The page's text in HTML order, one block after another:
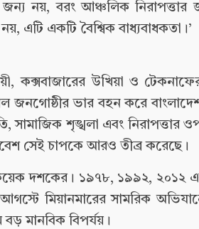
জন্য নয়, বরং আঞ্চলিক
এটি একটি বৈশ্বিক বাধ্যবাধকতা।’
উখিয়া ও টেকনাফের
জনগোষ্ঠীর ভার বহন করে
সামাজিক শৃঙ্খলা এবং নিরাপত্তার
সেই চাপকে আরও তীব্র করেছে।
দশকের। ১৯৭৮, ১৯৯২, ২০১২
মিয়ানমারের সামরিক
বড় মানবিক বিপর্যয়।